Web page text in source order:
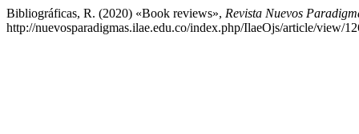
Bibliográficas, R. (2020) «Book reviews», Revista Nuevos
http://nuevosparadigmas.ilae.edu.co/index.php/IlaeOjs/article/view/